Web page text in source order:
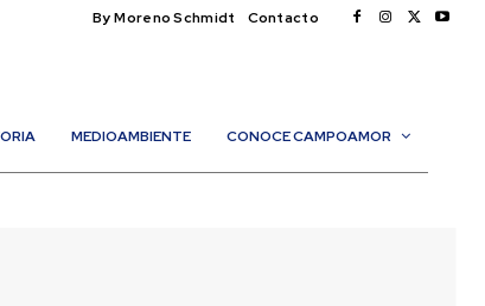
By Moreno Schmidt Contacto
MEDIOAMBIENTE CONOCE CAMPOAMOR